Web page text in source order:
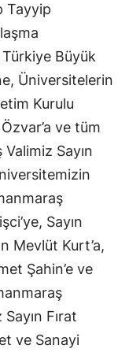
Tayyip
Türkiye Büyük
Üniversitelerin
Kurulu
ve tüm
Sayın
Sayın
Mevlüt Kurt’a,
Şahin’e ve
Fırat
ve Sanayi